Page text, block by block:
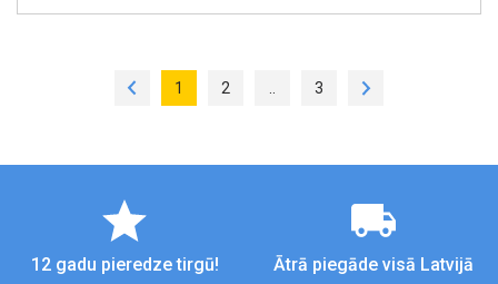
1 2 3
12 gadu pieredze tirgū! Ātrā piegāde visā Latvijā